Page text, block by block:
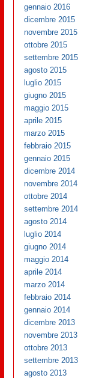
gennaio 2016
dicembre 2015
novembre 2015
ottobre 2015
settembre 2015
agosto 2015
luglio 2015
giugno 2015
maggio 2015
aprile 2015
marzo 2015
febbraio 2015
gennaio 2015
dicembre 2014
novembre 2014
ottobre 2014
settembre 2014
agosto 2014
luglio 2014
giugno 2014
maggio 2014
aprile 2014
marzo 2014
febbraio 2014
gennaio 2014
dicembre 2013
novembre 2013
ottobre 2013
settembre 2013
agosto 2013